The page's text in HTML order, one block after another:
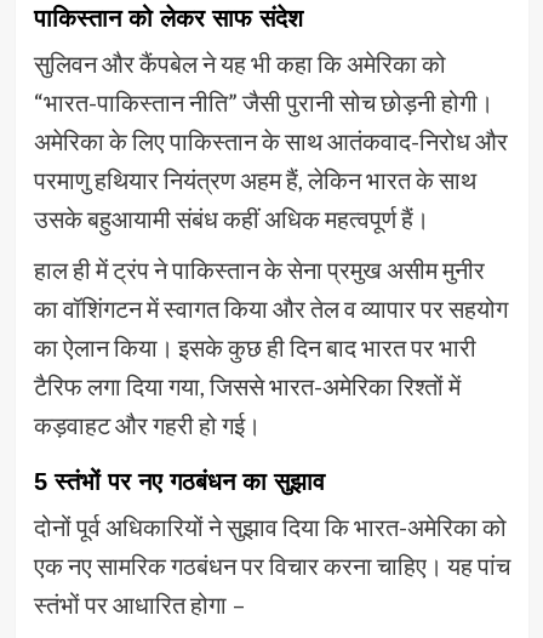
पाकिस्तान को लेकर साफ संदेश
सुलिवन और कैंपबेल ने यह भी कहा कि अमेरिका को
“भारत-पाकिस्तान नीति” जैसी पुरानी सोच छोड़नी होगी।
अमेरिका के लिए पाकिस्तान के साथ आतंकवाद-निरोध और
परमाणु हथियार नियंत्रण अहम हैं, लेकिन भारत के साथ
उसके बहुआयामी संबंध कहीं अधिक महत्वपूर्ण हैं।
हाल ही में ट्रंप ने पाकिस्तान के सेना प्रमुख असीम मुनीर
का वॉशिंगटन में स्वागत किया और तेल व व्यापार पर सहयोग
का ऐलान किया। इसके कुछ ही दिन बाद भारत पर भारी
टैरिफ लगा दिया गया, जिससे भारत-अमेरिका रिश्तों में
कड़वाहट और गहरी हो गई।
5 स्तंभों पर नए गठबंधन का सुझाव
दोनों पूर्व अधिकारियों ने सुझाव दिया कि भारत-अमेरिका को
एक नए सामरिक गठबंधन पर विचार करना चाहिए। यह पांच
स्तंभों पर आधारित होगा –